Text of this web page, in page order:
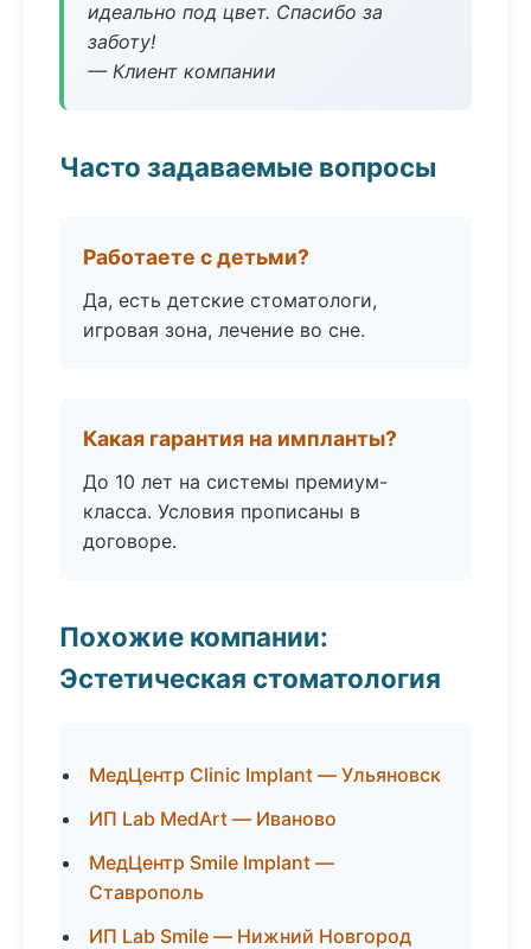
идеально под цвет. Спасибо за
заботу!
— Клиент компании
Часто задаваемые вопросы
Работаете с детьми?
Да, есть детские стоматологи,
игровая зона, лечение во сне.
Какая гарантия на импланты?
До 10 лет на системы премиум-
класса. Условия прописаны в
договоре.
Похожие компании:
Эстетическая стоматология
МедЦентр Clinic Implant — Ульяновск
ИП Lab MedArt — Иваново
МедЦентр Smile Implant —
Ставрополь
ИП Lab Smile — Нижний Новгород